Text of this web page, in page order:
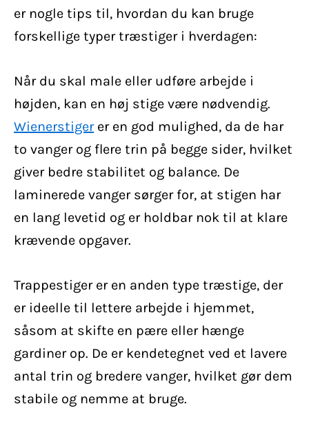
er nogle tips til, hvordan du kan bruge
forskellige typer træstiger i hverdagen:
Når du skal male eller udføre arbejde i
højden, kan en høj stige være nødvendig.
Wienerstigerer en god mulighed, da de har
to vanger og flere trin på begge sider, hvilket
giver bedre stabilitet og balance. De
laminerede vanger sørger for, at stigen har
en lang levetid og er holdbar nok til at klare
krævende opgaver.
Trappestiger er en anden type træstige, der
er ideelle til lettere arbejde i hjemmet,
såsom at skifte en pære eller hænge
gardiner op. De er kendetegnet ved et lavere
antal trin og bredere vanger, hvilket gør dem
stabile og nemme at bruge.